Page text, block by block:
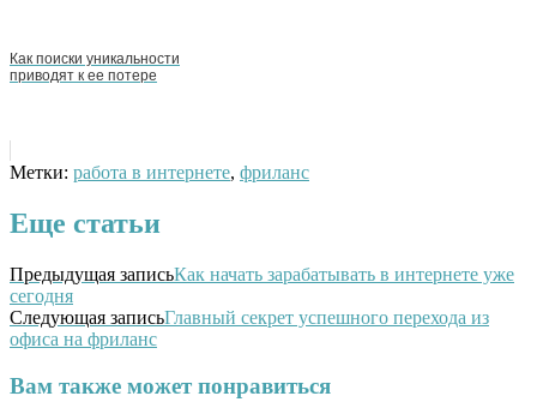
Как поиски уникальности
приводят к ее потере
Метки: работа в интернете, фриланс
Еще статьи
Предыдущая записьКак начать зарабатывать в интернете уже
сегодня
Следующая записьГлавный секрет успешного перехода из
офиса на фриланс
Вам также может понравиться